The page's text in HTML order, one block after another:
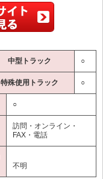
中型トラック ○
特殊使用トラック ○
○
訪問・オンライン・
FAX・電話
不明